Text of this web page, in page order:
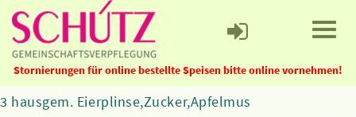
Stornierungen für online bestellte Speisen bitte online vornehmen!
3 hausgem. Eierplinse,Zucker,Apfelmus